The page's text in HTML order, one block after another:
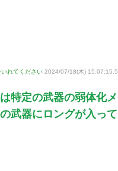
れてください 2024/07/18(木)
特定の武器の弱体化
武器にロングが入っ